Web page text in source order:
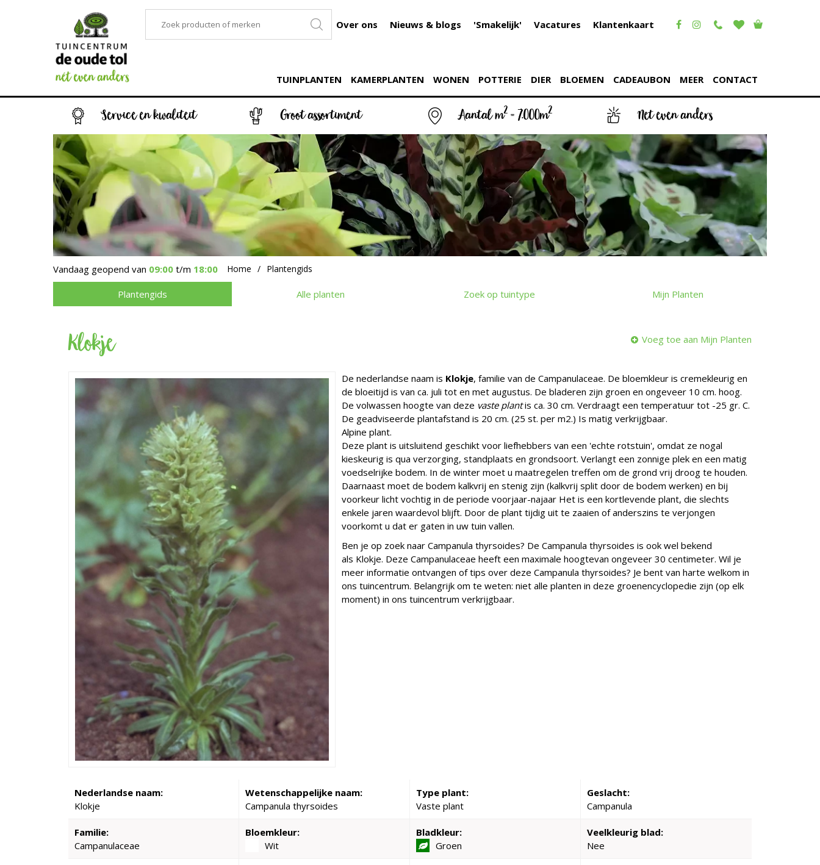
Service en kwaliteit Groot assortiment Aantal m2= 7.000m2 Net even anders
Vandaag geopend van 09:00 t/m 18:00 Home Plantengids
Over ons Nieuws & blogs 'Smakelijk' Vacatures Klantenkaart
TUINPLANTEN KAMERPLANTEN WONEN POTTERIE DIER BLOEMEN CADEAUBON MEER CONTACT
Plantengids Alle planten Zoek op tuintype Mijn Planten
Klokje Voeg toe aan Mijn Planten
De nederlandse naam is Klokje, familie van de Campanulaceae. De bloemkleur is cremekleurig en
de bloeitijd is van ca. juli tot en met augustus. De bladeren zijn groen en ongeveer 10 cm. hoog.
De volwassen hoogte van deze vaste plantis ca. 30 cm. Verdraagt een temperatuur tot -25 gr. C.
De geadviseerde plantafstand is 20 cm. (25 st. per m2.) Is matig verkrijgbaar.
Alpine plant.
Deze plant is uitsluitend geschikt voor liefhebbers van een 'echte rotstuin', omdat ze nogal
kieskeurig is qua verzorging, standplaats en grondsoort. Verlangt een zonnige plek en een matig
voedselrijke bodem. In de winter moet u maatregelen treffen om de grond vrij droog te houden.
Daarnaast moet de bodem kalkvrij en stenig zijn (kalkvrij split door de bodem werken) en bij
voorkeur licht vochtig in de periode voorjaar-najaar Het is een kortlevende plant, die slechts
enkele jaren waardevol blijft. Door de plant tijdig uit te zaaien of anderszins te verjongen
voorkomt u dat er gaten in uw tuin vallen.
Ben je op zoek naar Campanula thyrsoides? De Campanula thyrsoides is ook wel bekend
als Klokje. Deze Campanulaceae heeft een maximale hoogtevan ongeveer 30 centimeter. Wil je
meer informatie ontvangen of tips over deze Campanula thyrsoides? Je bent van harte welkom in
ons tuincentrum. Belangrijk om te weten: niet alle planten in deze groenencyclopedie zijn (op elk
moment) in ons tuincentrum verkrijgbaar.
Nederlandse naam:
Klokje
Wetenschappelijke naam:
Campanula thyrsoides
Type plant:
Vaste plant
Geslacht:
Campanula
Familie:
Campanulaceae
Bloemkleur:
Wit
Bladkleur:
Groen
Veelkleurig blad:
Nee